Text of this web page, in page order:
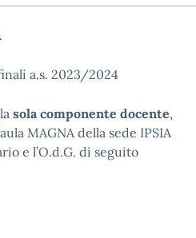
a.s. 2023/2024
sola componente docente,
MAGNA della sede IPSIA
e l’O.d.G. di seguito